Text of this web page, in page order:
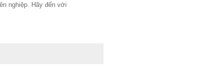
nghiệp. Hãy đến với